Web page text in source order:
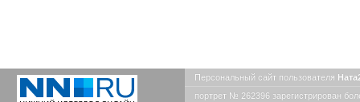
Персональный сайт пользователя
портрет № 262396 зарегистрирован